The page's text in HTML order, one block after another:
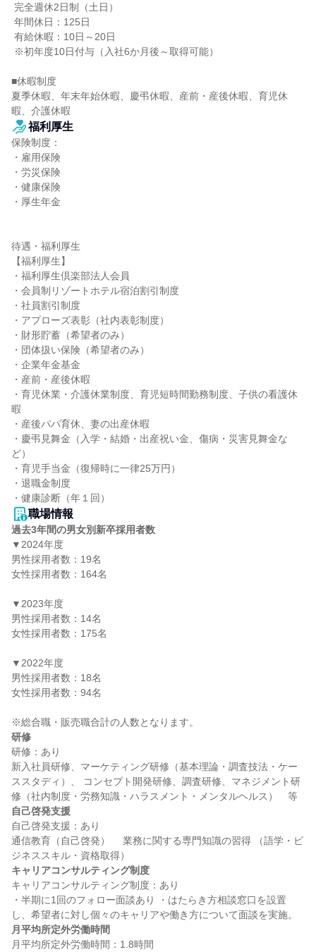
■休暇制度
夏季休暇、年末年始休暇、慶弔休暇、産前・産後休暇、育児休
暇、介護休暇
福利厚生
保険制度：
・雇用保険
・労災保険
・健康保険
・厚生年金
待遇・福利厚生
【福利厚生】
・福利厚生倶楽部法人会員
・会員制リゾートホテル宿泊割引制度
・社員割引制度
・アプローズ表彰（社内表彰制度）
・財形貯蓄（希望者のみ）
・団体扱い保険（希望者のみ）
・企業年金基金
・産前・産後休暇
・育児休業・介護休業制度、育児短時間勤務制度、子供の看護休
暇
・産後パパ育休、妻の出産休暇
・慶弔見舞金（入学・結婚・出産祝い金、傷病・災害見舞金な
ど）
・育児手当金（復帰時に一律25万円）
・退職金制度
・健康診断（年１回）
職場情報
過去3年間の男女別新卒採用者数
▼2024年度
男性採用者数：19名
女性採用者数：164名
▼2023年度
男性採用者数：14名
女性採用者数：175名
▼2022年度
男性採用者数：18名
女性採用者数：94名
研修
研修：あり
新入社員研修、マーケティング研修（基本理論・調査技法・ケー
ススタディ）、 コンセプト開発研修、調査研修、マネジメント研
自己啓発支援
自己啓発支援：あり
通信教育（自己啓発） 　業務に関する専門知識の習得 （語学・ビ
キャリアコンサルティング制度
キャリアコンサルティング制度：あり
・半期に1回のフォロー面談あり ・はたらき方相談窓口を設置
月平均所定外労働時間
月平均所定外労働時間：1.8時間